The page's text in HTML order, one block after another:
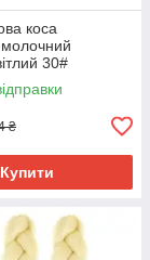
коса
30#
₴
Купити